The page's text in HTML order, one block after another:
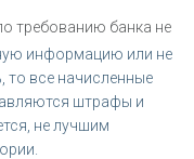
требованию банка не
информацию или не
то все начисленные
штрафы и
не лучшим